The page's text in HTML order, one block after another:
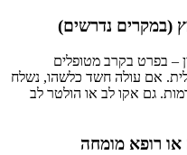
– בפרט בקרב מטופלים
אם עולה חשד כלשהו, נשלח
גם אקו לב או הולטר לב